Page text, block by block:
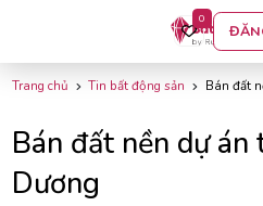
0
Trang chủ Tin bất động sản Bán đất
Bán đất nền dự án
Dương